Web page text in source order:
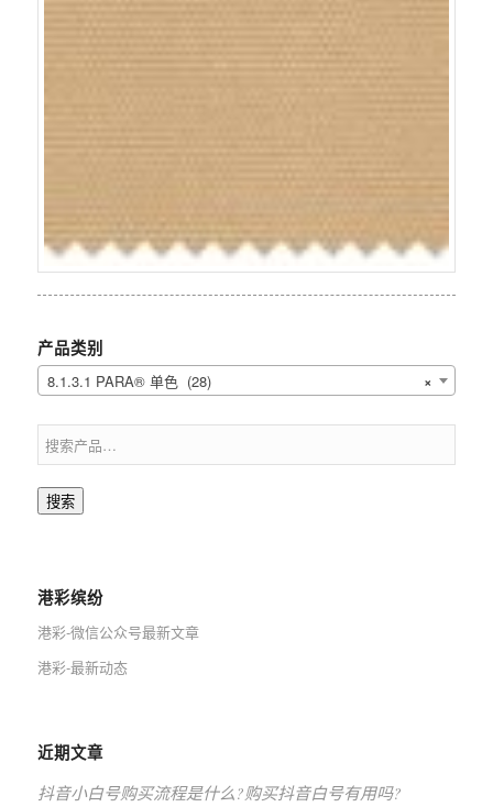
产品类别
×
8.1.3.1 PARA® 单色 (28)
搜索
港彩缤纷
港彩-微信公众号最新文章
港彩-最新动态
近期文章
抖音小白号购买流程是什么?购买抖音白号有用吗?